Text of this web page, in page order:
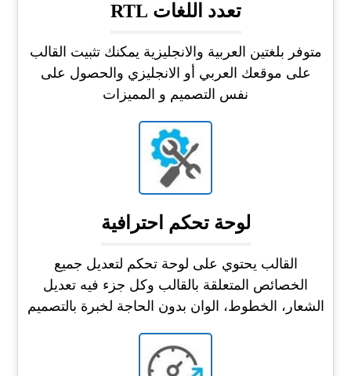
تعدد اللغات RTL
متوفر بلغتين العربية والانجليزية يمكنك تثبيت القالب
على موقعك العربي أو الانجليزي والحصول على
نفس التصميم و المميزات
لوحة تحكم احترافية
القالب يحتوي على لوحة تحكم لتعديل جميع
الخصائص المتعلقة بالقالب وكل جزء فيه تعديل
الشعار، الخطوط، الوان بدون الحاجة لخبرة بالتصميم